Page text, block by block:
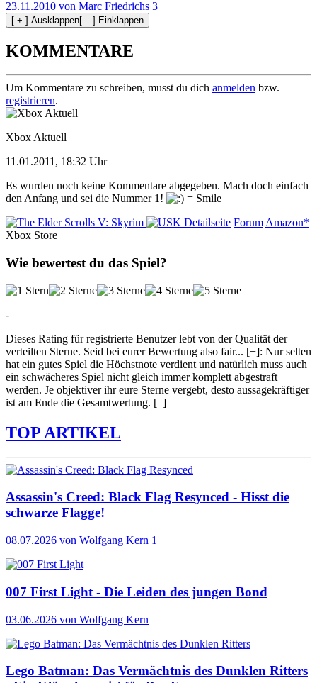
23.11.2010 von Marc Friedrichs 3
[ + ] Ausklappen[ – ] Einklappen
KOMMENTARE
Um Kommentare zu schreiben, musst du dich anmelden bzw.
registrieren.
Xbox Aktuell
11.01.2011, 18:32 Uhr
Es wurden noch keine Kommentare abgegeben. Mach doch einfach
den Anfang und sei die Nummer 1!
Detailseite ForumAmazon*
Xbox Store
Wie bewertest du das Spiel?
-
Dieses Rating für registrierte Benutzer lebt von der Qualität der
verteilten Sterne. Seid bei eurer Bewertung also fair... [+]: Nur selten
hat ein gutes Spiel die Höchstnote verdient und natürlich muss auch
ein schwächeres Spiel nicht gleich immer komplett abgestraft
werden. Je objektiver ihr eure Sterne vergebt, desto aussagekräftiger
ist am Ende die Gesamtwertung. [–]
TOP ARTIKEL
Assassin's Creed: Black Flag Resynced - Hisst die
schwarze Flagge!
08.07.2026 von Wolfgang Kern 1
007 First Light - Die Leiden des jungen Bond
03.06.2026 von Wolfgang Kern
Lego Batman: Das Vermächtnis des Dunklen Ritters